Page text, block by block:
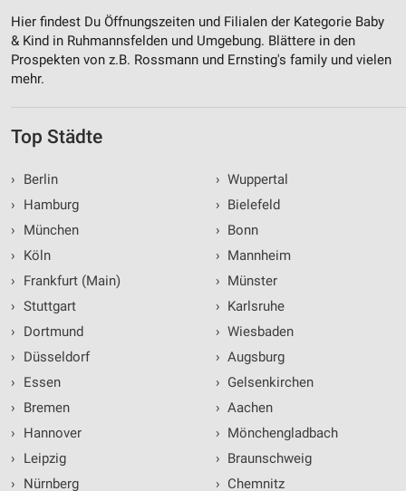
Hier findest Du Öffnungszeiten und Filialen der Kategorie Baby
& Kind in Ruhmannsfelden und Umgebung. Blättere in den
Prospekten von z.B. Rossmann und Ernsting's family und vielen
mehr.
Top Städte
›
Berlin
›
Hamburg
›
München
›
Köln
›
Frankfurt (Main)
› Stuttgart
›
Dortmund
›
Düsseldorf
›
Essen
›
Bremen
›
Hannover
›
Leipzig
›
Nürnberg
› Wuppertal
› Bielefeld
› Bonn
› Mannheim
› Münster
› Karlsruhe
› Wiesbaden
› Augsburg
› Gelsenkirchen
› Aachen
› Mönchengladbach
› Braunschweig
› Chemnitz